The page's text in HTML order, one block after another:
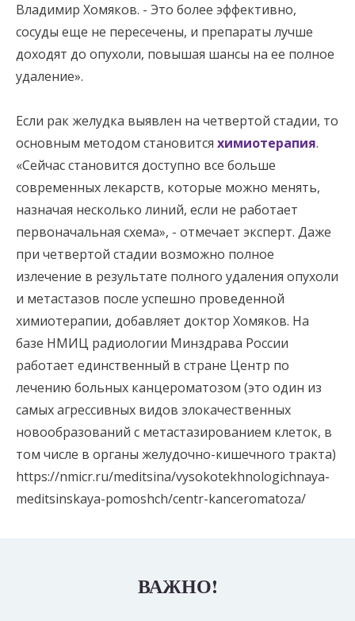
Владимир Хомяков. - Это более эффективно,
сосуды еще не пересечены, и препараты лучше
доходят до опухоли, повышая шансы на ее полное
удаление».
Если рак желудка выявлен на четвертой стадии, то
основным методом становится химиотерапия.
«Сейчас становится доступно все больше
современных лекарств, которые можно менять,
назначая несколько линий, если не работает
первоначальная схема», - отмечает эксперт. Даже
при четвертой стадии возможно полное
излечение в результате полного удаления опухоли
и метастазов после успешно проведенной
химиотерапии, добавляет доктор Хомяков. На
базе НМИЦ радиологии Минздрава России
работает единственный в стране Центр по
лечению больных канцероматозом (это один из
самых агрессивных видов злокачественных
новообразований с метастазированием клеток, в
том числе в органы желудочно-кишечного тракта)
https://nmicr.ru/meditsina/vysokotekhnologichnaya-
meditsinskaya-pomoshch/centr-kanceromatoza/
ВАЖНО!